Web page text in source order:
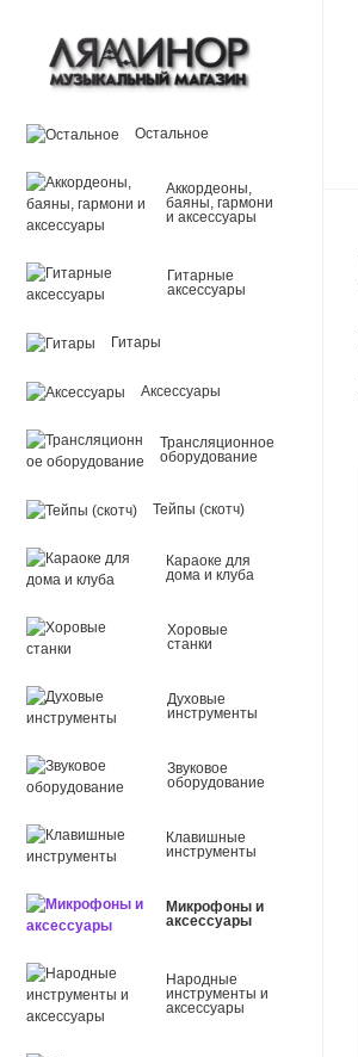
Остальное
Аккордеоны,
баяны, гармони
и аксессуары
Гитарные
аксессуары
Гитары
Аксессуары
Трансляционное
оборудование
Тейпы (скотч)
Караоке для
дома и клуба
Хоровые
станки
Духовые
инструменты
Звуковое
оборудование
Клавишные
инструменты
Микрофоны и
аксессуары
Народные
инструменты и
аксессуары